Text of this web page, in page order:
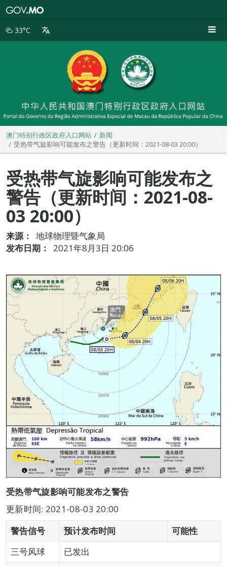
别
33°C
澳门特别行政区政府入口网站
新闻
受热带气旋影响可能发布之警告（更新时间：2021-08-03 20:00）
受热带气旋影响可能发布之
警告（更新时间：2021-08-
03 20:00）
来源：
地球物理暨气象局
发布日期：
2021年8月3日 20:06
受热带气旋影响可能发布之警告
更新时间: 2021-08-03 20:00
警告信号
预计发布时间
可能性
三号风球
已发出